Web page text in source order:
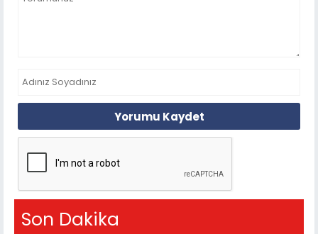
Yorumu Kaydet
Son Dakika